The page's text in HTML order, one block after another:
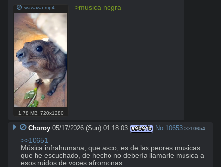
wawawa.mp4
1.78 MB 720x1280
>musica negra
Choroy 05/17/2026 (Sun) 01:18:03 a9b9fb No.10653 >>10654
>>10651
Música infrahumana, que asco, es de las peores musicas
que he escuchado, de hecho no debería llamarle música a
esos ruidos de voces afromonas